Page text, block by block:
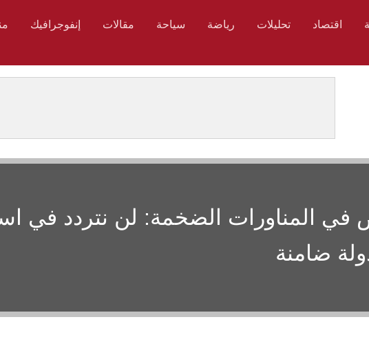
اقتصاد تحليلات رياضة سياحة مقالات إنفوجرافيك
في المناورات الضخمة: لن نتردد في
ضامنة